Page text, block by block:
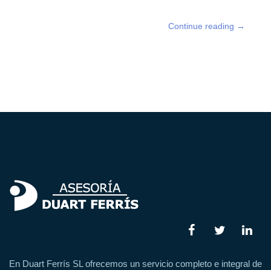
Continue reading →
En Duart Ferrís SL ofrecemos un servicio completo e integral de